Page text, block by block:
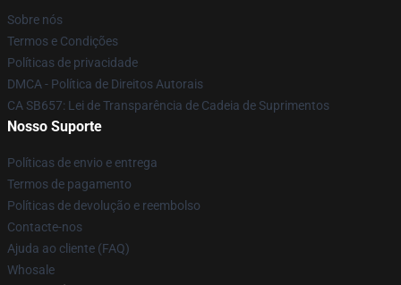
Sobre nós
Termos e Condições
Políticas de privacidade
DMCA - Política de Direitos Autorais
CA SB657: Lei de Transparência de Cadeia de Suprimentos
Nosso Suporte
Políticas de envio e entrega
Termos de pagamento
Políticas de devolução e reembolso
Contacte-nos
Ajuda ao cliente (FAQ)
Whosale